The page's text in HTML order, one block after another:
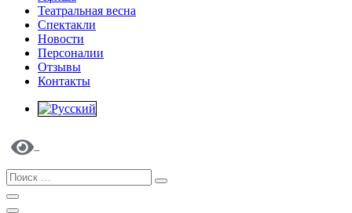
Театральная весна
Спектакли
Новости
Персоналии
Отзывы
Контакты